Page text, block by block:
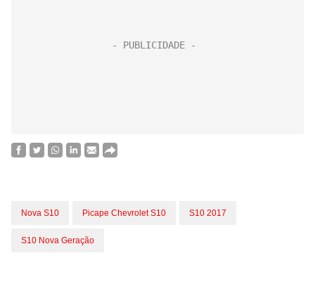
Nova S10 Picape Chevrolet S10 S10 2017
S10 Nova Geração